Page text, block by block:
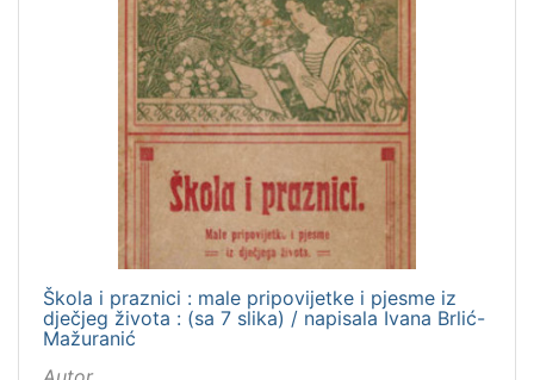
Škola i praznici : male pripovijetke i pjesme iz
dječjeg života : (sa 7 slika) / napisala Ivana Brlić-
Mažuranić